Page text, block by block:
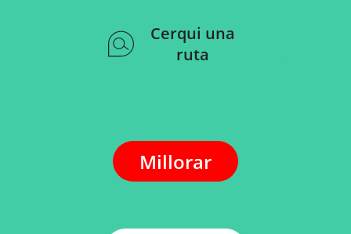
Cerqui una
ruta
Millorar